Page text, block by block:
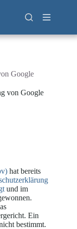
Google
von Google
hat bereits
und im
Ein
bestimmt.